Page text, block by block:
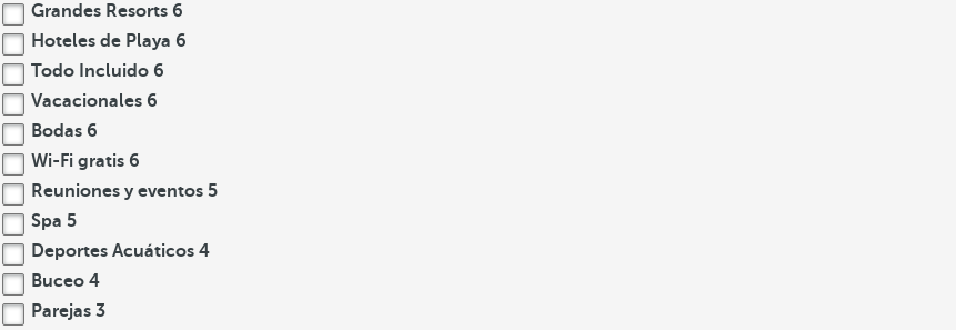
Grandes Resorts 6
Hoteles de Playa 6
Todo Incluido 6
Vacacionales 6
Bodas 6
Wi-Fi gratis 6
Reuniones y eventos 5
Spa 5
Deportes Acuáticos 4
Buceo 4
Parejas 3